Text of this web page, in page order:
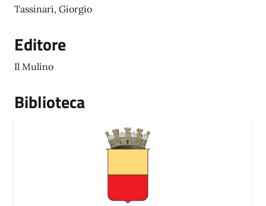
Tassinari, Giorgio
Editore
Il Mulino
Biblioteca